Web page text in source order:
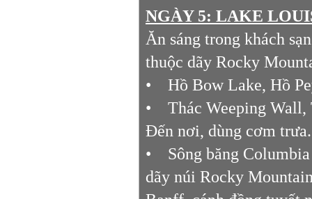
NGÀY 5: LAKE
Ăn sáng trong khách
thuộc dãy Rocky
• Hồ Bow Lake, Hồ
• Thác Weeping Wall,
Đến nơi, dùng cơm
• Sông băng
dãy núi Rocky